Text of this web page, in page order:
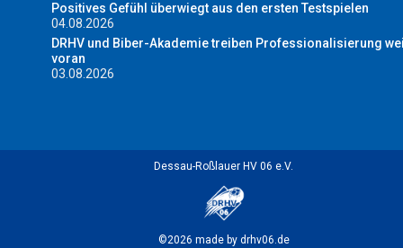
Positives Gefühl überwiegt aus den ersten Testspielen
04.08.2026
DRHV und Biber-Akademie treiben Professionalisierung
voran
03.08.2026
Dessau-Roßlauer HV 06 e.V.
©2026 made by drhv06.de